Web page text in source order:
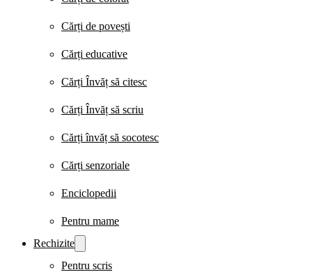
Cărți de povești
Cărți educative
Cărți Învăț să citesc
Cărți Învăț să scriu
Cărți învăț să socotesc
Cărți senzoriale
Enciclopedii
Pentru mame
Rechizite
Pentru scris